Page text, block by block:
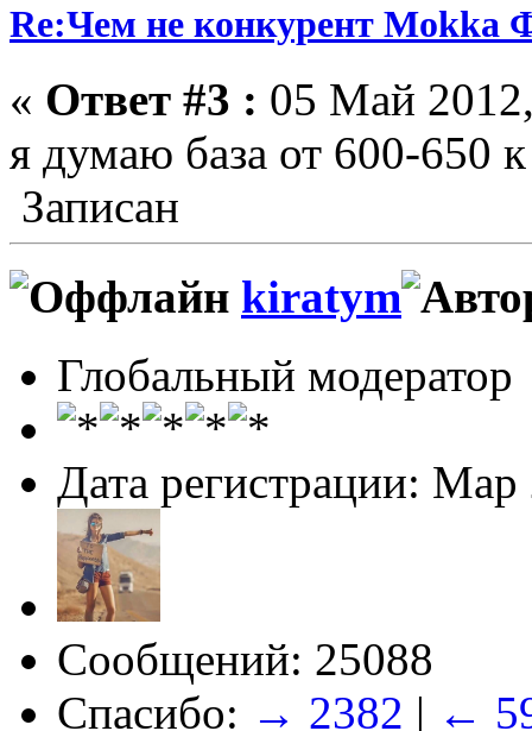
Re:Чем не конкурент Mokka
« Ответ #3 : 05 Май
я думаю база от 600-650 к
Записан
kiratym
Глобальный модератор
Дата регистрации: Мар
Сообщений: 25088
Спасибо: → 2382 | ←